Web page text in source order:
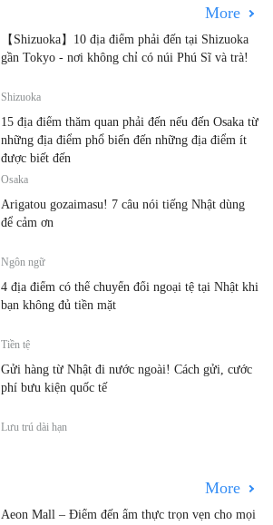
More
【Shizuoka】10 địa điểm phải đến tại Shizuoka
gần Tokyo - nơi không chỉ có núi Phú Sĩ và trà!
Shizuoka
15 địa điểm thăm quan phải đến nếu đến Osaka từ
những địa điểm phổ biến đến những địa điểm ít
được biết đến
Osaka
Arigatou gozaimasu! 7 câu nói tiếng Nhật dùng
để cảm ơn
Ngôn ngữ
4 địa điểm có thể chuyển đổi ngoại tệ tại Nhật khi
bạn không đủ tiền mặt
Tiền tệ
Gửi hàng từ Nhật đi nước ngoài! Cách gửi, cước
phí bưu kiện quốc tế
Lưu trú dài hạn
More
Aeon Mall – Điểm đến ẩm thực trọn vẹn cho mọi